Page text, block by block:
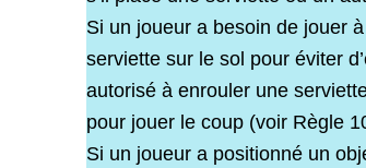
Si un joueur a besoin de jouer
serviette sur le sol pour éviter
autorisé à enrouler une
pour jouer le coup (voir Règle
Si un joueur a positionné un